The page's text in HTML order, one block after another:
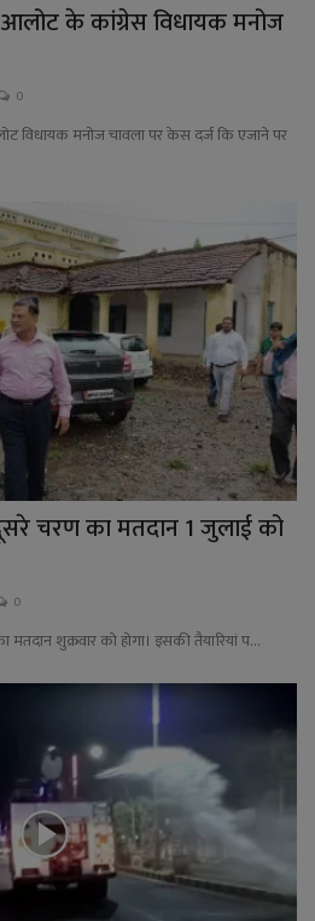
के कांग्रेस विधायक मनोज
0
मनोज चावला पर केस दर्ज कि एजाने पर
चरण का मतदान 1 जुलाई को
0
शुक्रवार को होगा। इसकी तैयारियां प...